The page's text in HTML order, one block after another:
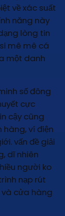
về xác suất
năng này
lòng tin
mê mê cá
một danh
số đông
cực
cậy cũng
hàng, ví điện
vấn đề giải
dĩ nhiên
người ko
nạp rút
cửa hàng